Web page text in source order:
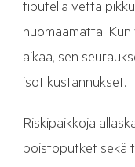
tiputella vettä
huomaamatta.
aikaa, sen
isot kustannukset.
Riskipaikkoja
poistoputket sekä